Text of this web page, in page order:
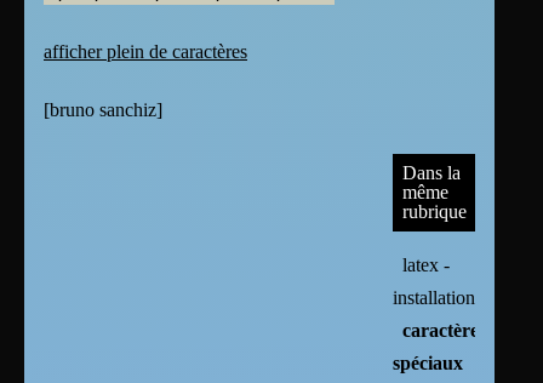
afficher plein de caractères
[bruno sanchiz]
Dans la
même
rubrique
latex -
installation
caractères
spéciaux